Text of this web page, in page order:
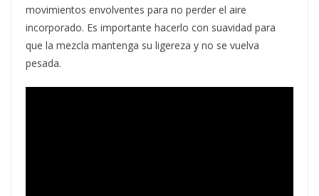
movimientos envolventes para no perder el aire
incorporado. Es importante hacerlo con suavidad para
que la mezcla mantenga su ligereza y no se vuelva
pesada.